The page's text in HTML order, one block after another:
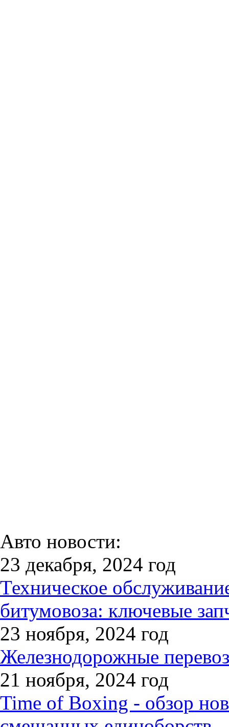
Авто новости:
23 декабря, 2024 год
Техническое
битумовоза: ключевые
23 ноября, 2024 год
Железнодорожные
21 ноября, 2024 год
Time of Boxing - обзор